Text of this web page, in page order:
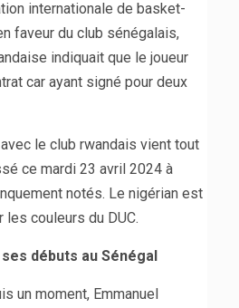
internationale de basket-
faveur du club sénégalais,
indiquait que le joueur
car ayant signé pour deux
le club rwandais vient tout
ce mardi 23 avril 2024 à
notés. Le nigérian est
couleurs du DUC.
débuts au Sénégal
un moment, Emmanuel